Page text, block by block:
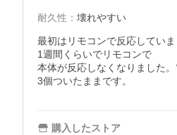
耐久性 ： 壊れやすい
最初はリモコンで反応していま
1週間くらいでリモコンで
本体が反応しなくなりました
3個ついたままです。
購入したストア